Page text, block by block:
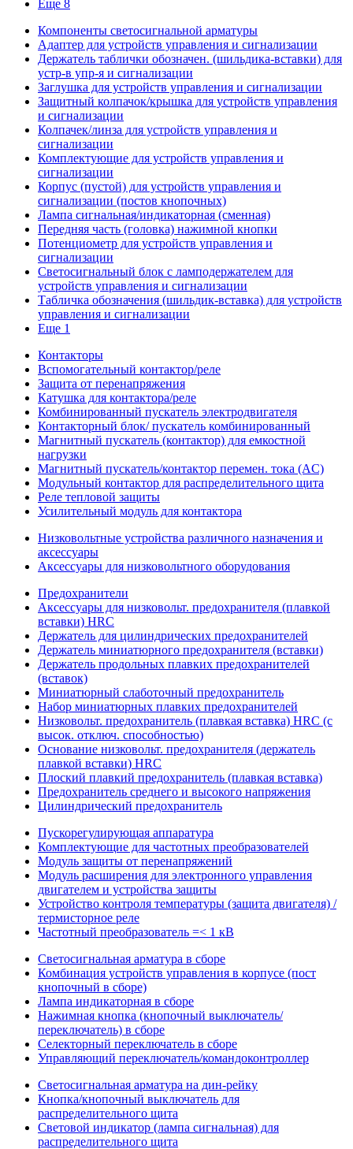
Еще 8
Компоненты светосигнальной арматуры
Адаптер для устройств управления и сигнализации
Держатель таблички обозначен. (шильдика-вставки) для
устр-в упр-я и сигнализации
Заглушка для устройств управления и сигнализации
Защитный колпачок/крышка для устройств управления
и сигнализации
Колпачек/линза для устройств управления и
сигнализации
Комплектующие для устройств управления и
сигнализации
Корпус (пустой) для устройств управления и
сигнализации (постов кнопочных)
Лампа сигнальная/индикаторная (сменная)
Передняя часть (головка) нажимной кнопки
Потенциометр для устройств управления и
сигнализации
Светосигнальный блок с ламподержателем для
устройств управления и сигнализации
Табличка обозначения (шильдик-вставка) для устройств
управления и сигнализации
Еще 1
Контакторы
Вспомогательный контактор/реле
Защита от перенапряжения
Катушка для контактора/реле
Комбинированный пускатель электродвигателя
Контакторный блок/ пускатель комбинированный
Магнитный пускатель (контактор) для емкостной
нагрузки
Магнитный пускатель/контактор перемен. тока (AC)
Модульный контактор для распределительного щита
Реле тепловой защиты
Усилительный модуль для контактора
Низковольтные устройства различного назначения и
аксессуары
Аксессуары для низковольтного оборудования
Предохранители
Аксессуары для низковольт. предохранителя (плавкой
вставки) HRC
Держатель для цилиндрических предохранителей
Держатель миниатюрного предохранителя (вставки)
Держатель продольных плавких предохранителей
(вставок)
Миниатюрный слаботочный предохранитель
Набор миниатюрных плавких предохранителей
Низковольт. предохранитель (плавкая вставка) HRC (с
высок. отключ. способностью)
Основание низковольт. предохранителя (держатель
плавкой вставки) HRC
Плоский плавкий предохранитель (плавкая вставка)
Предохранитель среднего и высокого напряжения
Цилиндрический предохранитель
Пускорегулирующая аппаратура
Комплектующие для частотных преобразователей
Модуль защиты от перенапряжений
Модуль расширения для электронного управления
двигателем и устройства защиты
Устройство контроля температуры (защита двигателя) /
термисторное реле
Частотный преобразователь =< 1 кВ
Светосигнальная арматура в сборе
Комбинация устройств управления в корпусе (пост
кнопочный в сборе)
Лампа индикаторная в сборе
Нажимная кнопка (кнопочный выключатель/
переключатель) в сборе
Селекторный переключатель в сборе
Управляющий переключатель/командоконтроллер
Светосигнальная арматура на дин-рейку
Кнопка/кнопочный выключатель для
распределительного щита
Световой индикатор (лампа сигнальная) для
распределительного щита